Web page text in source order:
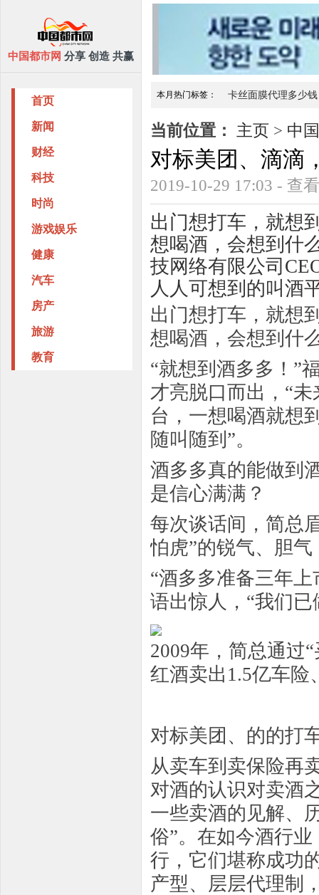
中国都市网 分享 创造 共赢
首页
新闻
财经
科技
时尚
游戏娱乐
健康
汽车
房产
旅游
教育
本月热门标签： 卡丝面膜代理多少
你吃的NMN真的安全吗？为 班尼
当前位置： 主页 > 中
对标美团、滴滴
2019-10-29 17:03 - 查
出门想打车，就想
想喝酒，会想到什
技网络有限公司
人人可想到的叫酒
出门想打车，就想
想喝酒，会想到什
“就想到酒多多！”
才亮脱口而出，“
台，一想喝酒就想
随叫随到”。
酒多多真的能做到
是信心满满？
每次谈话间，简总
怕虎”的锐气、胆
“酒多多准备三年
语出惊人，“我们
2009年，简总通过
红酒卖出1.5亿车险
对标美团、的的打
从卖车到卖保险再
对酒的认识对卖酒
一些卖酒的见解、
俗”。在如今酒行
行，它们堪称成功
产型、层层代理制